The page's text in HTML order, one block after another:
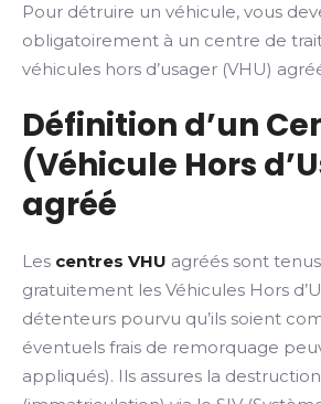
Pour détruire un véhicule, vous
obligatoirement à un centre de
véhicules hors d’usager (VHU)
Définition d’un
(Véhicule Hors
agréé
Les centres VHU agréés sont
gratuitement les Véhicules Hors
détenteurs pourvu qu’ils soient
éventuels frais de remorquage
appliqués). Ils assures la